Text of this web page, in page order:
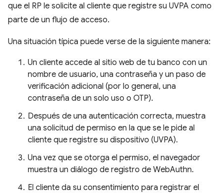
que el RP le solicite al cliente que registre su UVPA como
parte de un flujo de acceso.
Una situación típica puede verse de la siguiente manera:
Un cliente accede al sitio web de tu banco con un
nombre de usuario, una contraseña y un paso de
verificación adicional (por lo general, una
contraseña de un solo uso o OTP).
Después de una autenticación correcta, muestra
una solicitud de permiso en la que se le pide al
cliente que registre su dispositivo (UVPA).
Una vez que se otorga el permiso, el navegador
muestra un diálogo de registro de WebAuthn.
El cliente da su consentimiento para registrar el